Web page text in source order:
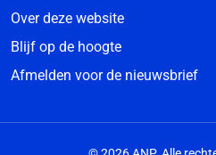
Over deze website
Blijf op de hoogte
Afmelden voor de nieuwsbrief